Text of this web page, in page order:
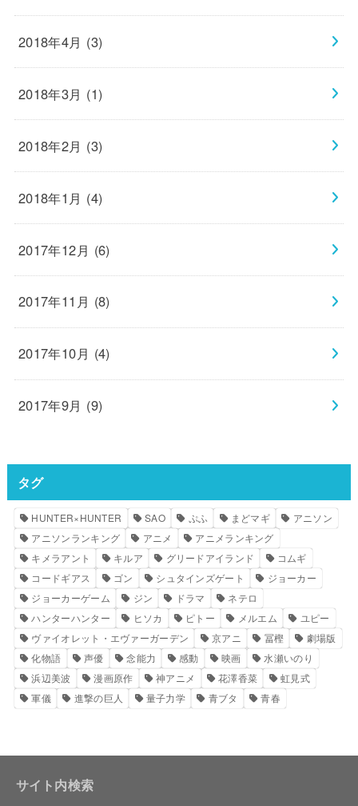
2018年4月 (3)
2018年3月 (1)
2018年2月 (3)
2018年1月 (4)
2017年12月 (6)
2017年11月 (8)
2017年10月 (4)
2017年9月 (9)
タグ
HUNTER×HUNTER SAO ぷふ まどマギ
アニソン
アニソンランキング
アニメ
アニメランキング
キメラアント
キルア グリードアイランド
コムギ
コードギアス
ゴン シュタインズゲート
ジョーカー
ジョーカーゲーム
ジン ドラマ
ネテロ
ハンターハンター
ヒソカ ピトー メルエム
ユピー
ヴァイオレット・エヴァーガーデン
京アニ 冨樫
劇場版
化物語
声優 念能力 感動 映画
水瀬いのり
浜辺美波
漫画原作 神アニメ 花澤香菜
虹見式
軍儀
進撃の巨人 量子力学 青ブタ 青春
サイト内検索